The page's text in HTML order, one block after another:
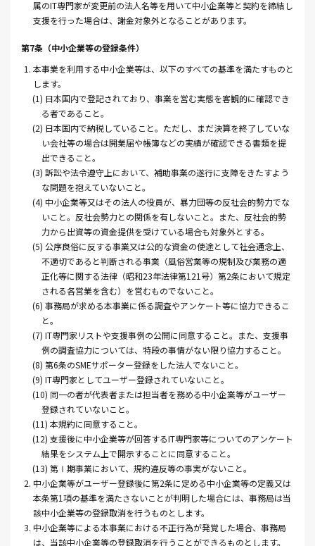
属のIT専門家が変更前の法人名等を用いて中小企業等と契約を締結し
支援を行った場合は、謝金対象外となることがあります。
第7条（中小企業等の登録条件）
1. 本事業を利用する中小企業等は、以下のすべての基準を満たすものと
します。
(1) 日本国内で登記されており、事業を営む実態を客観的に確認でき
る者であること。
(2) 日本国内で納税していること。ただし、まだ決算を終了していな
い会社等の場合は開業届や帳簿などの実績が確認できる書類を提
出できること。
(3) 訴訟や法令遵守上において、補助事業の遂行に支障をきたすよう
な問題を抱えていないこと。
(4) 中小企業等又はその法人の役員が、暴力団等の反社会的勢力でな
いこと。反社会勢力との関係を有しないこと。また、反社会的勢
力から出資等の資金提供を受けている場合も対象外とする。
(5) 公序良俗に反する事業又は公的な資金の使途として社会通念上、
不適切であると判断される事業（風俗営業等の規制及び業務の適
正化等に関する法律（昭和23年法律第121号）第2条において規定
される各営業を含む）を営むものでないこと。
(6) 事務局が求める本事業に係る調査やアンケート等に協力できるこ
と。
(7) IT専門家リストや支援事例の公開に同意すること。また、支援事
例の調査協力については、特段の事情がない限り協力すること。
(8) 第6条のSMEサポーター登録をした法人でないこと。
(9) IT専門家としてユーザー登録されていないこと。
(10) 同一の者が代表者または担当者を務める中小企業等がユーザー
登録されていないこと。
(11) 本規約に同意すること。
(12) 支援後に中小企業等が回答するIT専門家等についてのアンケート
結果をシステム上で開示することに同意すること。
(13) 第Ⅰ期事業において、規約違反等の事実がないこと。
2. 中小企業等がユーザー登録後に第2条に定める中小企業等の定義又は
本条第1項の基準を満たさないことが判明した場合には、事務局は当
該中小企業等の登録取消を行うものとします。
3. 中小企業等による本事業における不正行為が発覚した場合、事務局
は、当該中小企業等の登録取消を行うことができるものとします。